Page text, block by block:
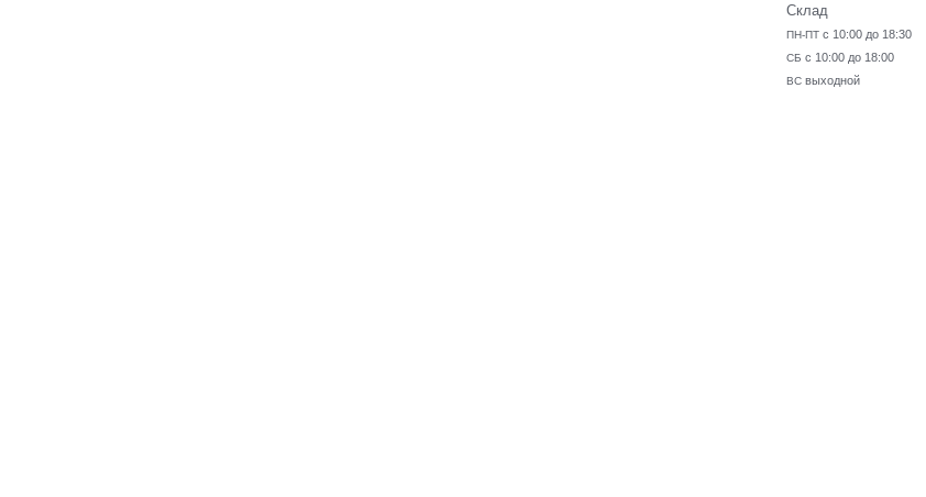
Склад
ПН-ПТ с 10:00 до 18:30
СБ с 10:00 до 18:00
ВС выходной